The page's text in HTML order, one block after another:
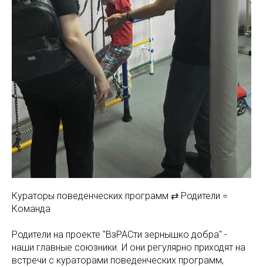
Кураторы поведенческих программ ⇄ Родители =
Команда
Родители на проекте "ВзРАСти зернышко добра" -
наши главные союзники. И они регулярно приходят на
встречи с кураторами поведенческих программ,